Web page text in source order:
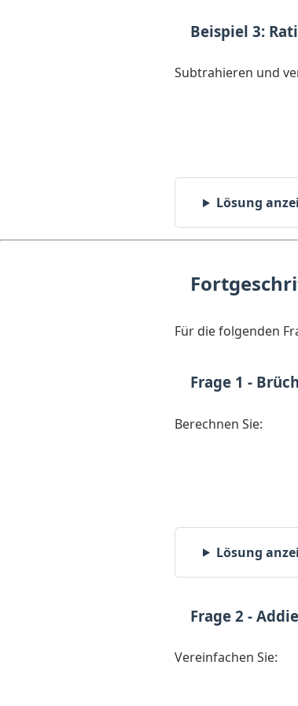
Beispiel 3:
Subtrahieren und
Lösung
Für die folgenden
Frage 1 -
Berechnen Sie:
Lösung
Frage 2 -
Vereinfachen Sie: